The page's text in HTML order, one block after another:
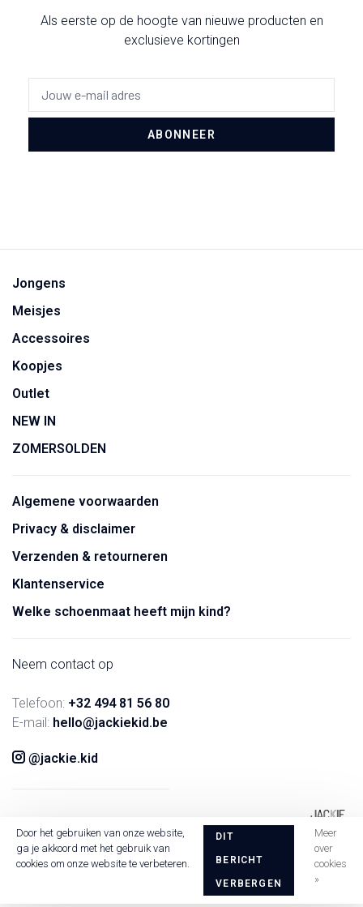
Als eerste op de hoogte van nieuwe producten en
exclusieve kortingen
ABONNEER
Jongens
Meisjes
Accessoires
Koopjes
Outlet
NEW IN
ZOMERSOLDEN
Algemene voorwaarden
Privacy & disclaimer
Verzenden & retourneren
Klantenservice
Welke schoenmaat heeft mijn kind?
Neem contact op
Telefoon: +32 494 81 56 80
E-mail: hello@jackiekid.be
@jackie.kid
Door het gebruiken van onze website,
ga je akkoord met het gebruik van
cookies om onze website te verbeteren.
DIT
BERICHT
VERBERGEN
Meer
over
cookies
»